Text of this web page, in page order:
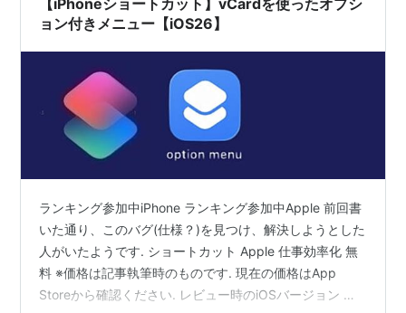
くしたり、便所に落…
【iPhoneショートカット】vCardを使ったオプシ
ョン付きメニュー【iOS26】
ランキング参加中iPhone ランキング参加中Apple 前回書
いた通り、このバグ(仕様？)を見つけ、解決しようとした
人がいたようです. ショートカット Apple 仕事効率化 無
料 ※価格は記事執筆時のものです. 現在の価格はApp
Storeから確認ください. レビュー時のiOSバージョン ：